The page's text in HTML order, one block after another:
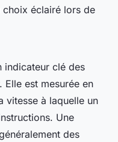
éclairé lors de
indicateur clé des
est mesurée en
vitesse à laquelle un
Une
des